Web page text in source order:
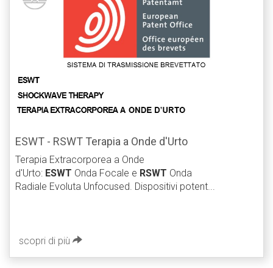
ESWT - RSWT Terapia a Onde d'Urto
Terapia Extracorporea a Onde
d'Urto: ESWT Onda Focale e RSWT Onda
Radiale Evoluta Unfocused. Dispositivi potent...
scopri di più